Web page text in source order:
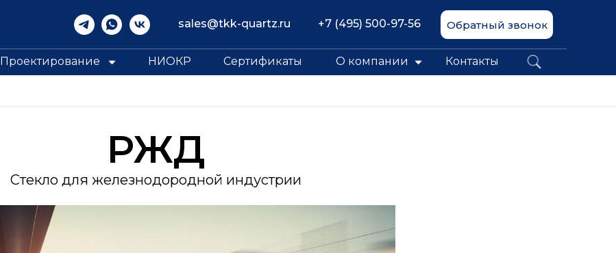
sales@tkk-quartz.ru +7 (495) 500-97-56 Обратный звонок
О компании Контакты
Сертификаты
НИОКР
Проектирование
РЖД
Стекло для железнодородной индустрии